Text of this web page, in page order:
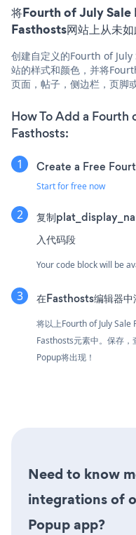
将Fourth of July Sale
Fasthosts网站上从未
创建自定义的Fourth of
站的样式和颜色，并将
页面，帖子，侧边栏，页脚
How To Add a Fourth
Fasthosts:
Create a Free
Start for free now
复制
入代码段
Your code block will be
在Fasthosts编辑器
将以上Fourth of July Sale
Fasthosts元素中。保存
Popup将出现！
Need to know
integrations of
Popup app?